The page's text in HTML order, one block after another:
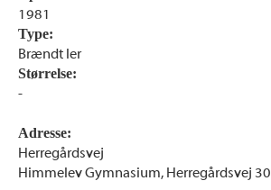
1981
Type:
Brændt ler
Størrelse:
-
Adresse:
Herregårdsvej
Himmelev Gymnasium, Herregårdsvej 30